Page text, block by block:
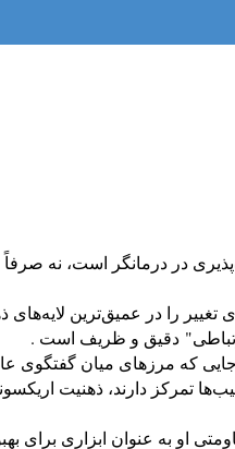
در درمانگر است، نه
تغییر را در عمیق‌ترین
دقیق و ظریف است .
او به عنوان ابزاری برای